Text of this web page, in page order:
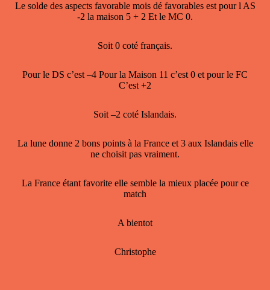
Le solde des aspects favorable mois dé favorables est pour l AS
-2 la maison 5 + 2 Et le MC 0.
Soit 0 coté français.
Pour le DS c’est –4 Pour la Maison 11 c’est 0 et pour le FC
C’est +2
Soit –2 coté Islandais.
La lune donne 2 bons points à la France et 3 aux Islandais elle
ne choisit pas vraiment.
La France étant favorite elle semble la mieux placée pour ce
match
A bientot
Christophe